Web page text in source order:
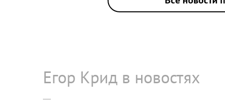
Егор Крид в новостях